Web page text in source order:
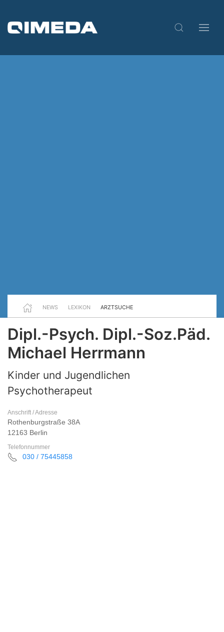
NEWS LEXIKON ARZTSUCHE
Dipl.-Psych. Dipl.-Soz.Päd.
Michael Herrmann
Kinder und Jugendlichen
Psychotherapeut
Anschrift / Adresse
Rothenburgstraße 38A
12163 Berlin
Telefonnummer
030 / 75445858